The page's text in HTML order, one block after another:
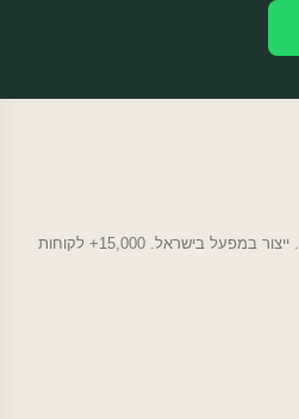
טפטים, מדבקות קיר וציפויי זכוכית. ייצור במפעל בישראל. 15,000+ לקוחות